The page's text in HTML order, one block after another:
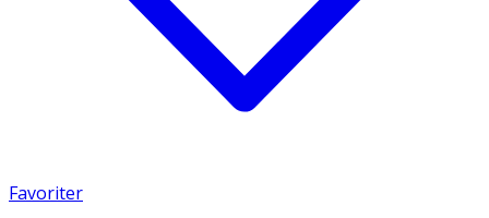
Favoriter